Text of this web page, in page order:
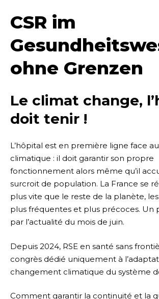
CSR im
ohne Grenzen
Le climat change,
doit tenir !
L’hôpital est en première ligne face
climatique : il doit garantir son propre
fonctionnement alors même qu’il
surcroit de population. La France se
plus vite que le reste de la planète,
plus fréquentes et plus précoces. Un
par l’actualité du mois de juin.
Depuis 2024, RSE en santé sans
congrès dédié uniquement à
changement climatique du système
Comment garantir la continuité et la